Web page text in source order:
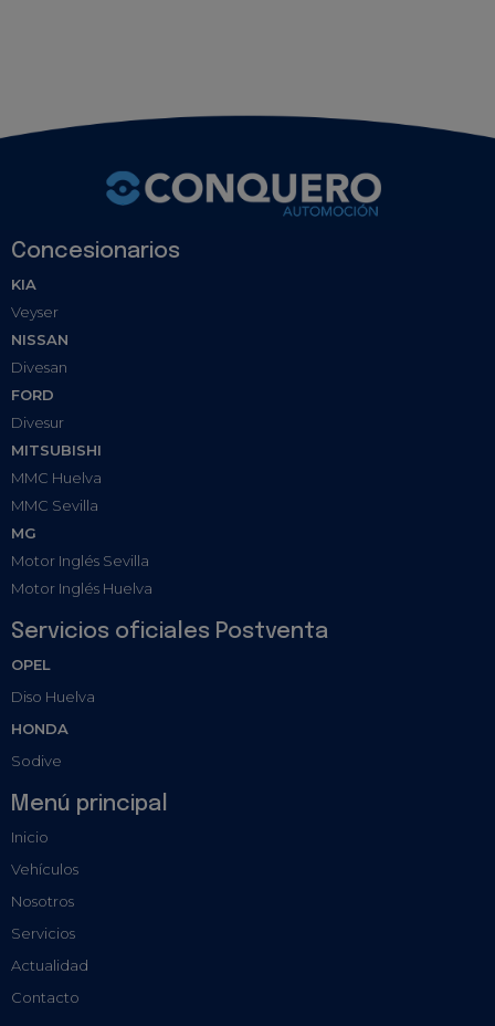
Concesionarios
KIA
Veyser
NISSAN
Divesan
FORD
Divesur
MITSUBISHI
MMC Huelva
MMC Sevilla
MG
Motor Inglés Sevilla
Motor Inglés Huelva
Servicios oficiales Postventa
OPEL
Diso Huelva
HONDA
Sodive
Menú principal
Inicio
Vehículos
Nosotros
Servicios
Actualidad
Contacto